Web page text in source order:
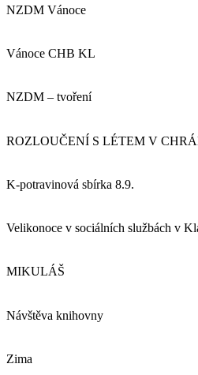
NZDM Vánoce
Vánoce CHB KL
NZDM – tvoření
ROZLOUČENÍ S LÉTEM V
K-potravinová sbírka 8.9.
Velikonoce v sociálních službách v
MIKULÁŠ
Návštěva knihovny
Zima